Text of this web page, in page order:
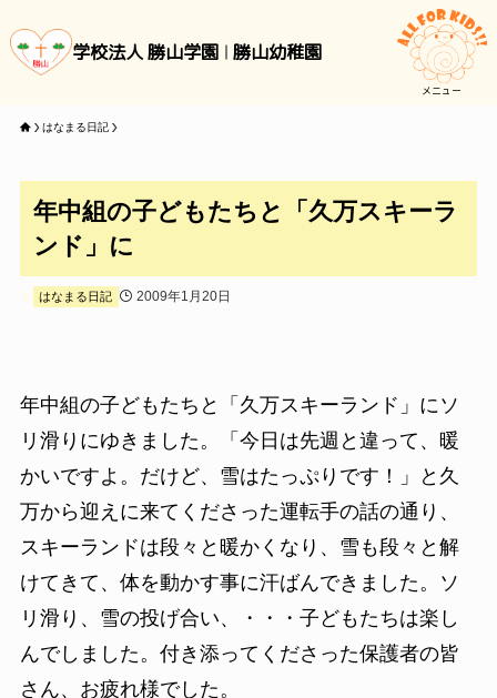
学校法人 勝山学園 勝山幼稚園
メニュー
はなまる日記
年中組の子どもたちと「久万スキーラ
ンド」に
はなまる日記 2009年1月20日
年中組の子どもたちと「久万スキーランド」にソ
リ滑りにゆきました。「今日は先週と違って、暖
かいですよ。だけど、雪はたっぷりです！」と久
万から迎えに来てくださった運転手の話の通り、
スキーランドは段々と暖かくなり、雪も段々と解
けてきて、体を動かす事に汗ばんできました。ソ
リ滑り、雪の投げ合い、・・・子どもたちは楽し
んでしました。付き添ってくださった保護者の皆
さん、お疲れ様でした。